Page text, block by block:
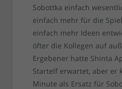
Sobottka einfach
einfach mehr für die
einfach mehr Ideen
öfter die Kollegen auf
Ergebener hatte Shinta
Startelf erwartet, aber er
Minute als Ersatz für